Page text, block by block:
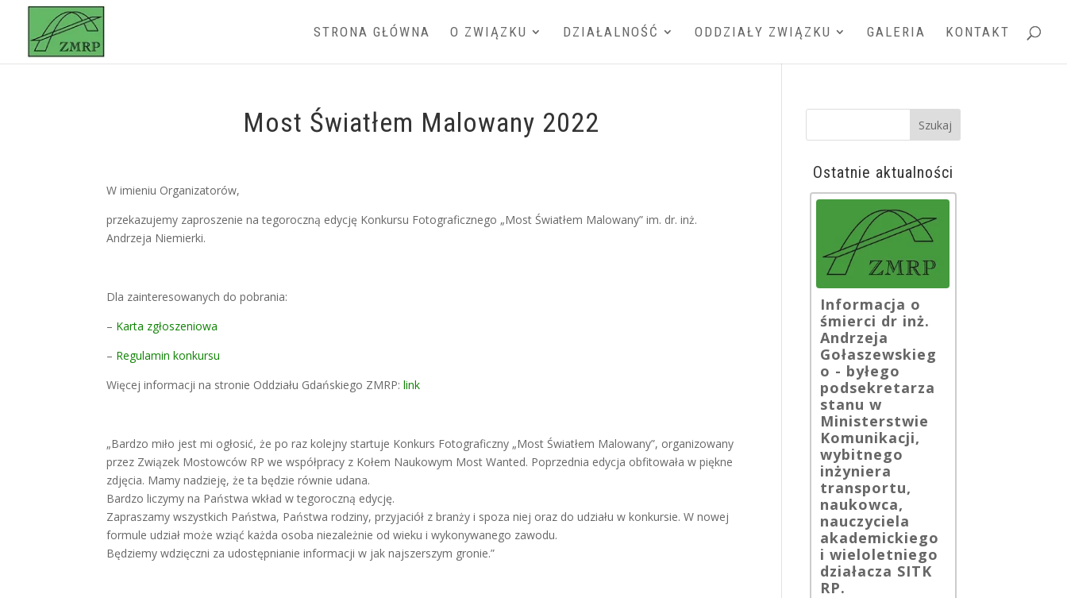
STRONA GŁÓWNA O ZWIĄZKU DZIAŁALNOŚĆ ODDZIAŁY ZWIĄZKU GALERIA KONTAKT
Most Światłem Malowany 2022
W imieniu Organizatorów,
przekazujemy zaproszenie na tegoroczną edycję Konkursu Fotograficznego „Most Światłem Malowany” im. dr. inż.
Andrzeja Niemierki.
Dla zainteresowanych do pobrania:
– Karta zgłoszeniowa
– Regulamin konkursu
Więcej informacji na stronie Oddziału Gdańskiego ZMRP:link
„Bardzo miło jest mi ogłosić, że po raz kolejny startuje Konkurs Fotograficzny „Most Światłem Malowany”, organizowany
przez Związek Mostowców RP we współpracy z Kołem Naukowym Most Wanted. Poprzednia edycja obfitowała w piękne
zdjęcia. Mamy nadzieję, że ta będzie równie udana.
Bardzo liczymy na Państwa wkład w tegoroczną edycję.
Zapraszamy wszystkich Państwa, Państwa rodziny, przyjaciół z branży i spoza niej oraz do udziału w konkursie. W nowej
formule udział może wziąć każda osoba niezależnie od wieku i wykonywanego zawodu.
Będziemy wdzięczni za udostępnianie informacji w jak najszerszym gronie.”
Ostatnie aktualności
Informacja o
śmierci dr inż.
Andrzeja
Gołaszewskieg
o - byłego
podsekretarza
stanu w
Ministerstwie
Komunikacji,
wybitnego
inżyniera
transportu,
naukowca,
nauczyciela
akademickiego
i wieloletniego
działacza SITK
RP.